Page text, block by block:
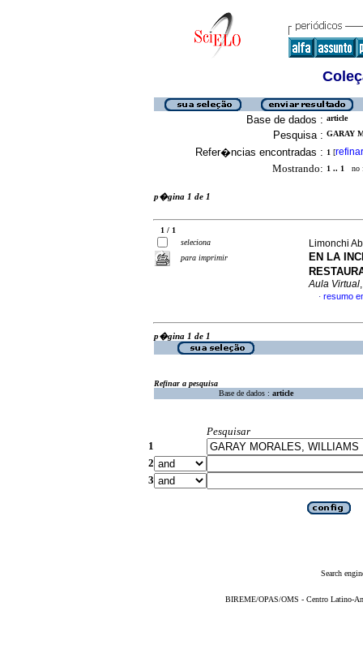
Base de dados : article
Pesquisa : GARAY
Refer�ncias encontradas : 1 [refinar
Mostrando: 1 .. 1 no
p�gina 1 de 1
1 / 1
seleciona
para imprimir
Limonchi
EN LA
Aula Virtual
· resumo
p�gina 1 de 1
Refinar a pesquisa
Base de dados : article
Pesquisar
1
2
3
Search
BIREME/OPAS/OMS - Centro Latino-